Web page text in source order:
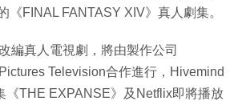
《FINAL FANTASY XIV》真人劇集。
編真人電視劇，將由製作公司
Television合作進行，Hivemind
《THE EXPANSE》及Netflix即將播放